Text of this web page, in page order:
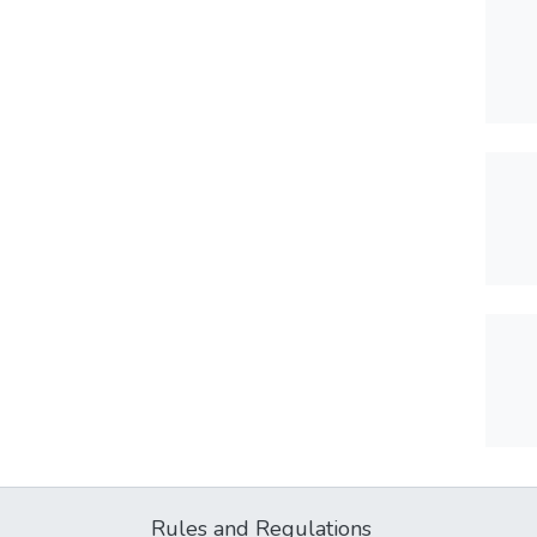
Rules and Regulations